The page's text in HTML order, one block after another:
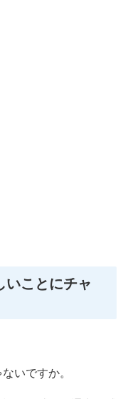
いことにチャ
いですか。